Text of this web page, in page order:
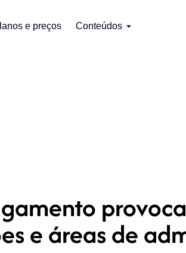
e preços Conteúdos
e áreas de